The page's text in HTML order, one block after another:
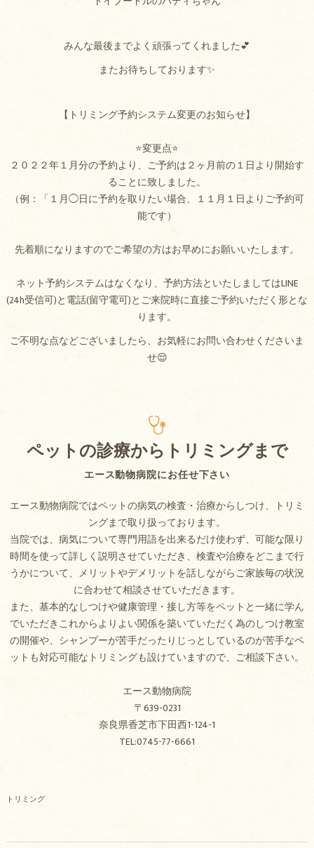
みんな最後までよく頑張ってくれました💕
またお待ちしております✨
【トリミング予約システム変更のお知らせ】
⭐変更点⭐
２０２２年１月分の予約より、ご予約は２ヶ月前の１日より開始す
ることに致しました。
（例：「１月◯日に予約を取りたい場合、１１月１日よりご予約可
能です）
先着順になりますのでご希望の方はお早めにお願いいたします。
ネット予約システムはなくなり、予約方法といたしましてはLINE
(24h受信可)と電話(留守電可)とご来院時に直接ご予約いただく形とな
ります。
ご不明な点などございましたら、お気軽にお問い合わせくださいま
せ😌
エース動物病院にお任せ下さい
ペットの診療からトリミングまで
エース動物病院ではペットの病気の検査・治療からしつけ、トリミ
ングまで取り扱っております。
当院では、病気について専門用語を出来るだけ使わず、可能な限り
時間を使って詳しく説明させていただき、検査や治療をどこまで行
うかについて、メリットやデメリットを話しながらご家族毎の状況
に合わせて相談させていただきます。
また、基本的なしつけや健康管理・接し方等をペットと一緒に学ん
でいただきこれからよりよい関係を築いていただく為のしつけ教室
の開催や、シャンプーが苦手だったりじっとしているのが苦手なペ
ットも対応可能なトリミングも設けていますので、ご相談下さい。
エース動物病院
〒639-0231
奈良県香芝市下田西1-124-1
TEL:0745-77-6661
トリミング